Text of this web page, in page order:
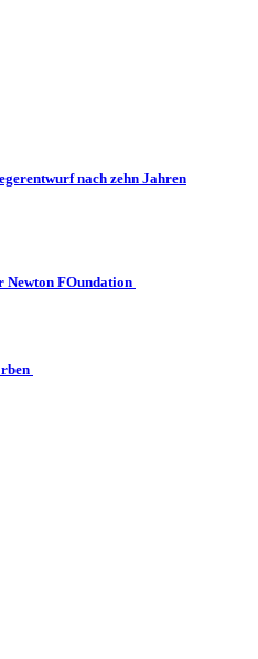
nach zehn Jahren
Newton FOundation